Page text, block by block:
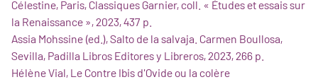
Célestine, Paris, Classiques Garnier, coll. « Études et essais sur
la Renaissance », 2023, 437 p.
Assia Mohssine (ed.), Salto de la salvaja. Carmen Boullosa,
Sevilla, Padilla Libros Editores y Libreros, 2023, 266 p.
Hélène Vial, Le Contre Ibis d'Ovide ou la colère